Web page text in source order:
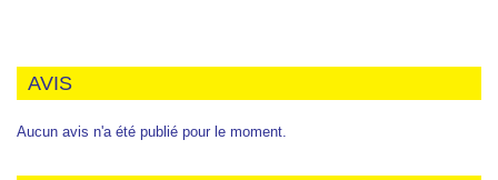
AVIS
Aucun avis n'a été publié pour le moment.